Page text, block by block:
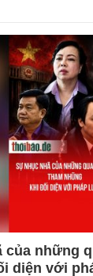
của những
diện với